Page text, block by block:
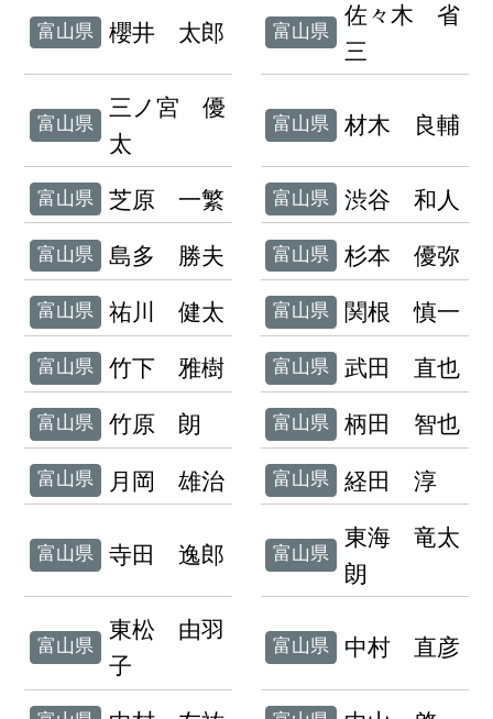
富山県 櫻井 太郎 富山県
佐々木 省
三
富山県
三ノ宮 優
太
富山県 材木 良輔
富山県 芝原 一繁 富山県 渋谷 和人
富山県 島多 勝夫 富山県 杉本 優弥
富山県 祐川 健太 富山県 関根 慎一
富山県 竹下 雅樹 富山県 武田 直也
富山県 竹原 朗 富山県 柄田 智也
富山県 月岡 雄治 富山県 経田 淳
富山県 寺田 逸郎 富山県
東海 竜太
朗
富山県
東松 由羽
子
富山県 中村 直彦